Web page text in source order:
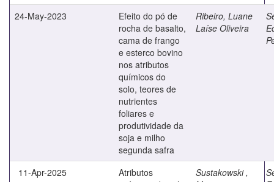
24-May-2023
Efeito do pó de
rocha de basalto,
cama de frango
e esterco bovino
nos atributos
químicos do
solo, teores de
nutrientes
foliares e
produtividade da
soja e milho
segunda safra
Ribeiro, Luane
Laíse Oliveira
11-Apr-2025
Atributos
Sustakowski ,